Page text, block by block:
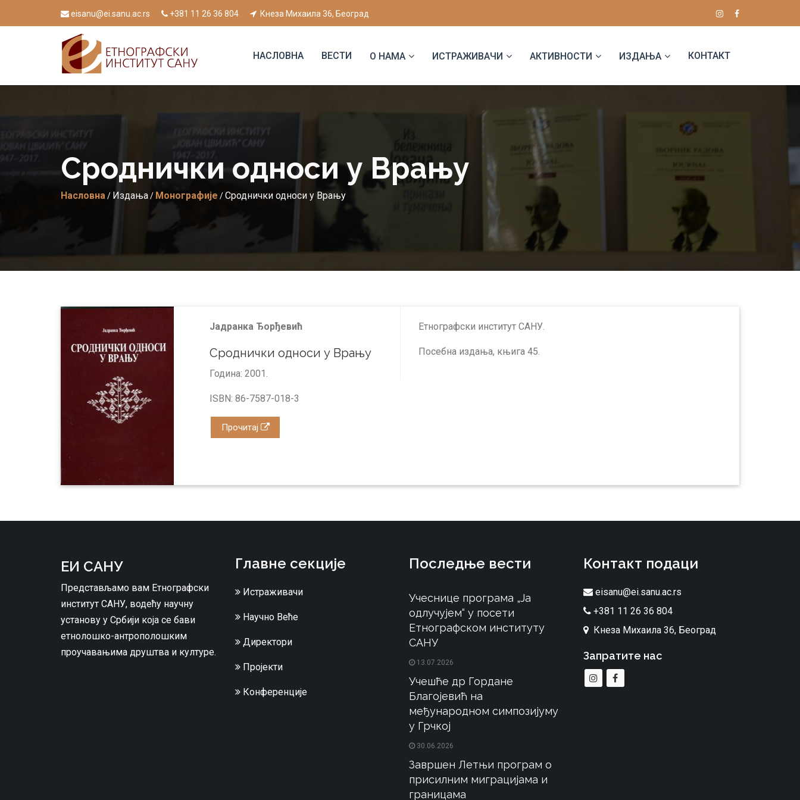
eisanu@ei.sanu.ac.rs +381 11 26 36 804 Кнеза Михаила 36, Београд
НАСЛОВНА ВЕСТИ О НАМА ИСТРАЖИВАЧИ АКТИВНОСТИ ИЗДАЊА КОНТАКТ
Сроднички односи у Врању
Насловна/ Издања/ Монографије /Сроднички односи у Врању
Јадранка Ђорђевић
Сроднички односи у Врању
Година: 2001.
ISBN: 86-7587-018-3
Прочитај
Етнографски институт САНУ.
Посебна издања, књига 45.
ЕИ САНУ
Представљамо вам Етнографски
институт САНУ, водећу научну
установу у Србији која се бави
етнолошко-антрополошким
проучавањима друштва и културе.
Главне секције
Истраживачи
Научно Веће
Директори
Пројекти
Конференције
Последње вести
Учеснице програма „Ја
одлучујем“ у посети
Етнографском институту
САНУ
13.07.2026
Учешће др Гордане
Благојевић на
међународном симпозијуму
у Грчкој
30.06.2026
Завршен Летњи програм о
присилним миграцијама и
границама
Контакт подаци
eisanu@ei.sanu.ac.rs
+381 11 26 36 804
Кнеза Михаила 36, Београд
Запратите нас